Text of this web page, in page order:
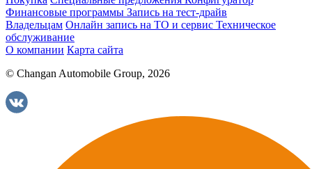
Финансовые программы Запись на тест-драйв
Владельцам Онлайн запись на ТО и сервис Техническое
обслуживание
О компании Карта сайта
© Changan Automobile Group, 2026